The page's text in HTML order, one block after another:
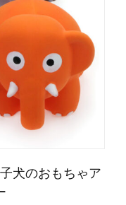
犬のおもちゃア